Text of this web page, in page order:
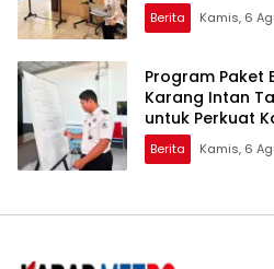
Berita Kamis, 6
Program Paket
Karang Intan
untuk Perkuat
Berita Kamis, 6